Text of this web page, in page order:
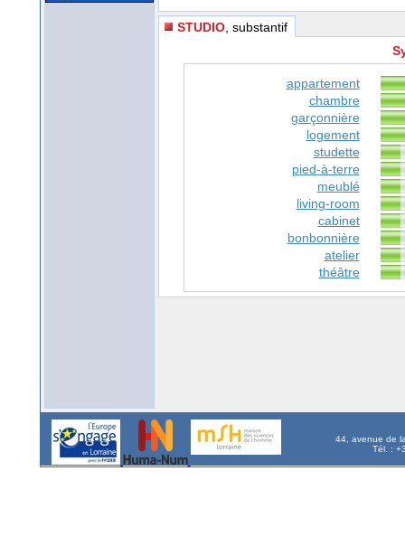
STUDIO , substantif
appartement
chambre
garçonnière
logement
studette
pied-à-terre
meublé
living-room
cabinet
bonbonnière
atelier
théâtre
44, avenue de
Tél. :